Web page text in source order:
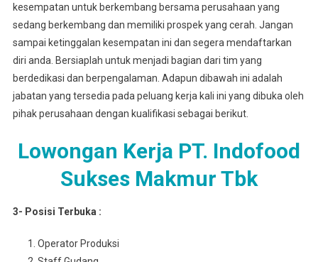
kesempatan untuk berkembang bersama perusahaan yang
sedang berkembang dan memiliki prospek yang cerah. Jangan
sampai ketinggalan kesempatan ini dan segera mendaftarkan
diri anda. Bersiaplah untuk menjadi bagian dari tim yang
berdedikasi dan berpengalaman. Adapun dibawah ini adalah
jabatan yang tersedia pada peluang kerja kali ini yang dibuka oleh
pihak perusahaan dengan kualifikasi sebagai berikut.
Lowongan Kerja PT. Indofood
Sukses Makmur Tbk
3- Posisi Terbuka :
Operator Produksi